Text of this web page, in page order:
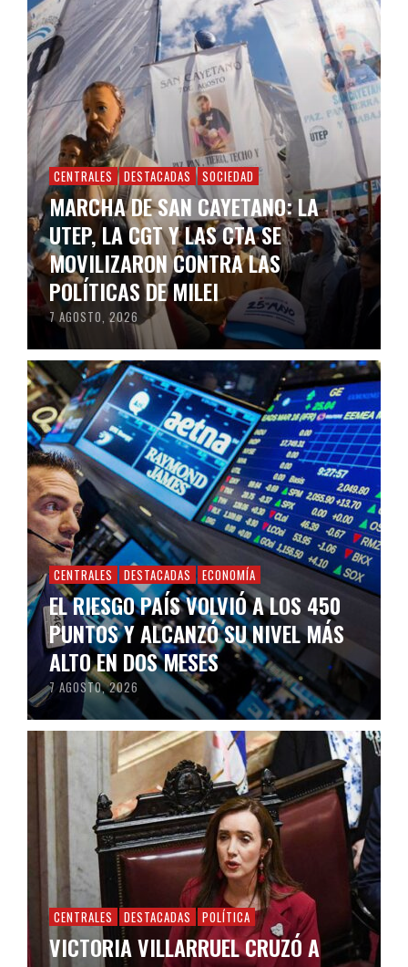
CENTRALES DESTACADAS SOCIEDAD
MARCHA DE SAN CAYETANO: LA
UTEP, LA CGT Y LAS CTA SE
MOVILIZARON CONTRA LAS
POLÍTICAS DE MILEI
7 AGOSTO, 2026
CENTRALES DESTACADAS ECONOMÍA
EL RIESGO PAÍS VOLVIÓ A LOS 450
PUNTOS Y ALCANZÓ SU NIVEL MÁS
ALTO EN DOS MESES
7 AGOSTO, 2026
CENTRALES DESTACADAS POLÍTICA
VICTORIA VILLARRUEL CRUZÓ A